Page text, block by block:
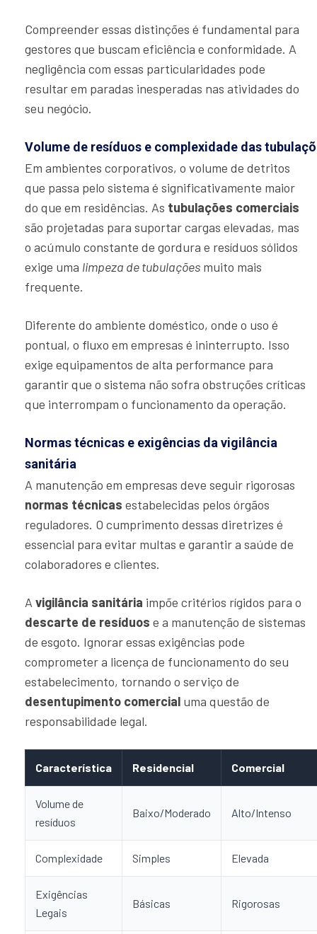
Compreender essas distinções é fundamental para
gestores que buscam eficiência e conformidade. A
negligência com essas particularidades pode
resultar em paradas inesperadas nas atividades do
seu negócio.
Volume de resíduos e complexidade das
Em ambientes corporativos, o volume de detritos
que passa pelo sistema é significativamente maior
do que em residências. As tubulações comerciais
são projetadas para suportar cargas elevadas, mas
o acúmulo constante de gordura e resíduos sólidos
exige uma limpeza de tubulações muito mais
frequente.
Diferente do ambiente doméstico, onde o uso é
pontual, o fluxo em empresas é ininterrupto. Isso
exige equipamentos de alta performance para
garantir que o sistema não sofra obstruções críticas
que interrompam o funcionamento da operação.
Normas técnicas e exigências da vigilância
sanitária
A manutenção em empresas deve seguir rigorosas
normas técnicas estabelecidas pelos órgãos
reguladores. O cumprimento dessas diretrizes é
essencial para evitar multas e garantir a saúde de
colaboradores e clientes.
A vigilância sanitária impõe critérios rígidos para o
descarte de resíduos e a manutenção de sistemas
de esgoto. Ignorar essas exigências pode
comprometer a licença de funcionamento do seu
estabelecimento, tornando o serviço de
desentupimento comercial uma questão de
responsabilidade legal.
Característica Residencial Comercial
Volume de
resíduos
Baixo/Moderado Alto/Intenso
Complexidade Simples Elevada
Exigências
Legais
Básicas Rigorosas